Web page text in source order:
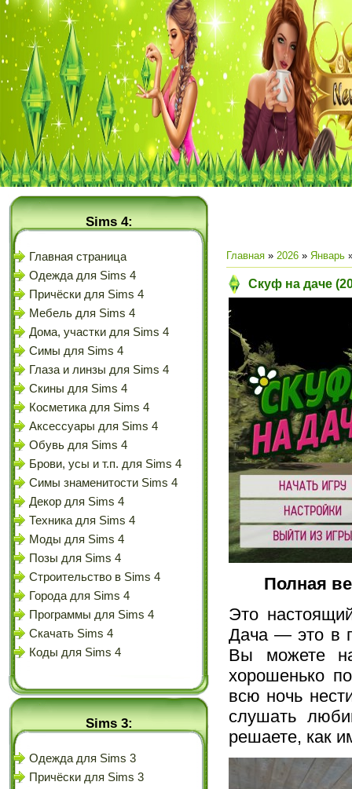
Sims 4:
Главная страница
Одежда для Sims 4
Причёски для Sims 4
Мебель для Sims 4
Дома, участки для Sims 4
Симы для Sims 4
Глаза и линзы для Sims 4
Скины для Sims 4
Косметика для Sims 4
Аксессуары для Sims 4
Обувь для Sims 4
Брови, усы и т.п. для Sims 4
Симы знаменитости Sims 4
Декор для Sims 4
Техника для Sims 4
Моды для Sims 4
Позы для Sims 4
Строительство в Sims 4
Города для Sims 4
Программы для Sims 4
Скачать Sims 4
Коды для Sims 4
Sims 3:
Одежда для Sims 3
Причёски для Sims 3
Главная » 2026 » Январь
Скуф на даче
Полная
Это
Дача — это в
Вы можете
хорошенько
всю ночь
слушать
решаете, как